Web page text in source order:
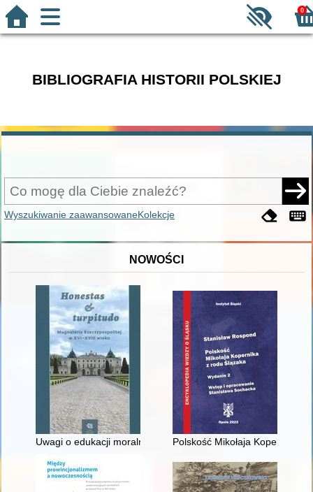
0
BIBLIOGRAFIA HISTORII POLSKIEJ
Wyszukiwanie zaawansowaneKolekcje
NOWOŚCI
Uwagi o edukacji moralnej synów szlacheckich w XVI-
Polskość Mikołaja Kopernika z